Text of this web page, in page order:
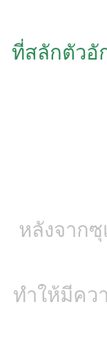
ที่สลักตัวอั
หลังจาก
ทำให้มีคว